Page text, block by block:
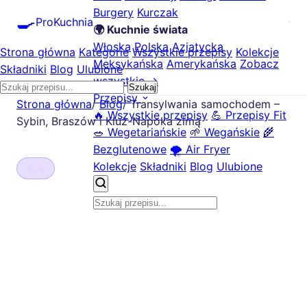
🍳ProKuchnia
Burgery Kurczak
🌍 Kuchnie świata
Włoska Polska Azjatycka
Meksykańska Amerykańska Zobacz
wszystkie →
Przepisy
🔥 Wszystkie przepisy 💪 Przepisy Fit
🥗 Wegetariańskie 🌱 Wegańskie 🌾
Bezglutenowe 🌪️ Air Fryer
Kolekcje Składniki Blog Ulubione
Strona główna Kategorie Wszystkie przepisy Kolekcje
Składniki Blog Ulubione
Szukaj
Strona główna/ Blog/ Transylwania samochodem –
Sybin, Braszów i Kluż-Napoka zimą
Transylwania samochodem